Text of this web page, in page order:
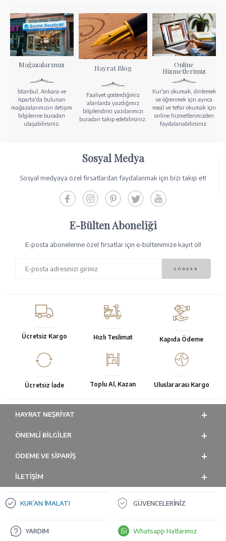
Mağazalarımız
İstanbul, Ankara ve
Isparta'da bulunan
mağazalarımızın iletişim
bilgilerine buradan
ulaşabilirsiniz.
Hayrat Blog
Faaliyet gösterdiğimiz
alanlarda yazdığımız
bilgilendirici yazılarımızı
buradan takip edebilirsiniz.
Online
Hizmetlerimiz
Kur'an okumak, dinlemek
ve öğrenmek için ayrıca
meal ve tefsir okumak için
online hizmetlerimizden
faydalanabilirsiniz.
Sosyal Medya
Sosyal medyaya özel fırsatlardan faydalanmak için bizi takip et!
E-Bülten Aboneliği
E-posta abonelerine özel fırsatlar için e-bültenimize kayıt ol!
Ücretsiz Kargo Hızlı Teslimat Kapıda Ödeme
Ücretsiz İade Toplu Al, Kazan Uluslararası Kargo
HAYRAT NEŞRIYAT
ÖNEMLI BILGILER
ÖDEME VE SİPARİŞ
İLETİŞİM
KUR’AN İMALATI GÜVENCELERİNİZ
YARDIM Whatsapp Hatlarımız